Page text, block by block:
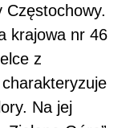
Częstochowy.
krajowa nr 46
z
Na jej